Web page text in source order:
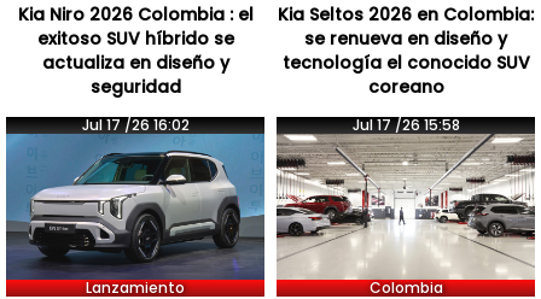
Kia Niro 2026 Colombia : el
exitoso SUV híbrido se
actualiza en diseño y
seguridad
Kia Seltos 2026 en Colombia:
se renueva en diseño y
tecnología el conocido SUV
coreano
Jul 17 /26 16:02
Lanzamiento
Jul 17 /26 15:58
Colombia